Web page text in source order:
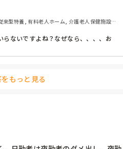
来型特養, 有料老人ホーム, 介護老人保健施設,
支援施設, 訪問入浴
らないですよね？なぜなら、、、、お
もっと見る